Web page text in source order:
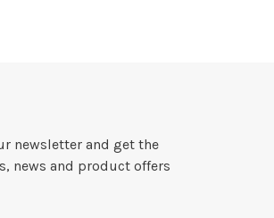
newsletter and get the
news and product offers